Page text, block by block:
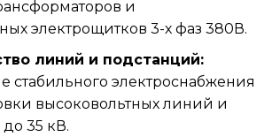
и
электрощитков 3-х фаз 380В.
линий и подстанций:
стабильного электроснабжения
высоковольтных линий и
35 кВ.